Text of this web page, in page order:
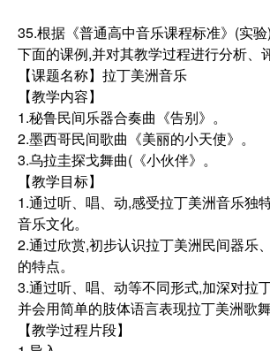
35.根据《普通高中音乐课程标准》(实
下面的课例,并对其教学过程进行分析、
【课题名称】拉丁美洲音乐
【教学内容】
1.秘鲁民间乐器合奏曲《告别》。
2.墨西哥民间歌曲《美丽的小天使》。
3.乌拉圭探戈舞曲(《小伙伴》。
【教学目标】
1.通过听、唱、动,感受拉丁美洲音乐独
音乐文化。
2.通过欣赏,初步认识拉丁美洲民间器乐
的特点。
3.通过听、唱、动等不同形式,加深对拉
并会用简单的肢体语言表现拉丁美洲歌
【教学过程片段】